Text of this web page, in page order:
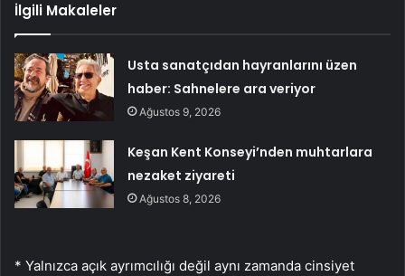
İlgili Makaleler
Usta sanatçıdan hayranlarını üzen
haber: Sahnelere ara veriyor
Ağustos 9, 2026
Keşan Kent Konseyi’nden muhtarlara
nezaket ziyareti
Ağustos 8, 2026
* Yalnızca açık ayrımcılığı değil aynı zamanda cinsiyet